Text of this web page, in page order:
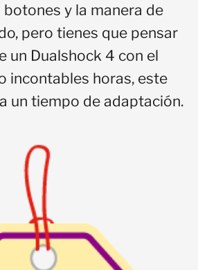
y la manera de
pero tienes que pensar
un Dualshock 4 con el
incontables horas, este
un tiempo de adaptación.